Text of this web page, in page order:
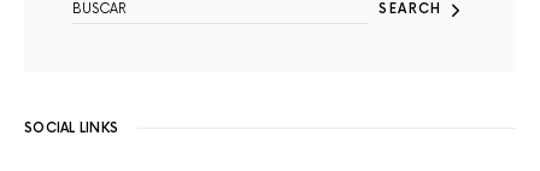
SEARCH
SOCIAL LINKS